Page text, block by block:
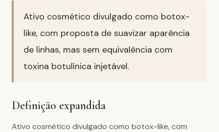
Ativo cosmético divulgado como botox-
like, com proposta de suavizar aparência
de linhas, mas sem equivalência com
toxina botulínica injetável.
Definição expandida
Ativo cosmético divulgado como botox-like, com